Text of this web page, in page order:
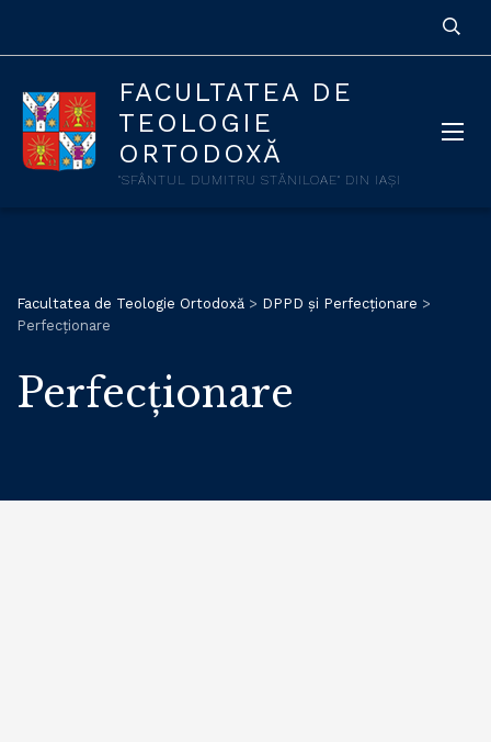
FACULTATEA DE
TEOLOGIE
ORTODOXĂ
"SFÂNTUL DUMITRU STĂNILOAE" DIN IAȘI
Facultatea de Teologie Ortodoxă > DPPD și Perfecționare >
Perfecționare
Perfecționare